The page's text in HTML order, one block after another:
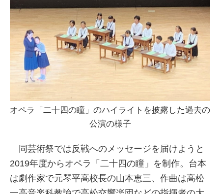
オペラ「二十四の瞳」のハイライトを披露した過去の
公演の様子
同芸術祭では反戦へのメッセージを届けようと
2019年度からオペラ「二十四の瞳」を制作。台本
は劇作家で元琴平高校長の山本恵三、作曲は高松